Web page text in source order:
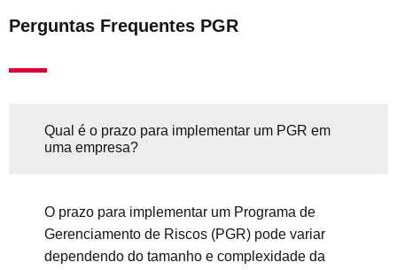
Perguntas Frequentes PGR
Qual é o prazo para implementar um PGR em
uma empresa?
O prazo para implementar um Programa de
Gerenciamento de Riscos (PGR) pode variar
dependendo do tamanho e complexidade da